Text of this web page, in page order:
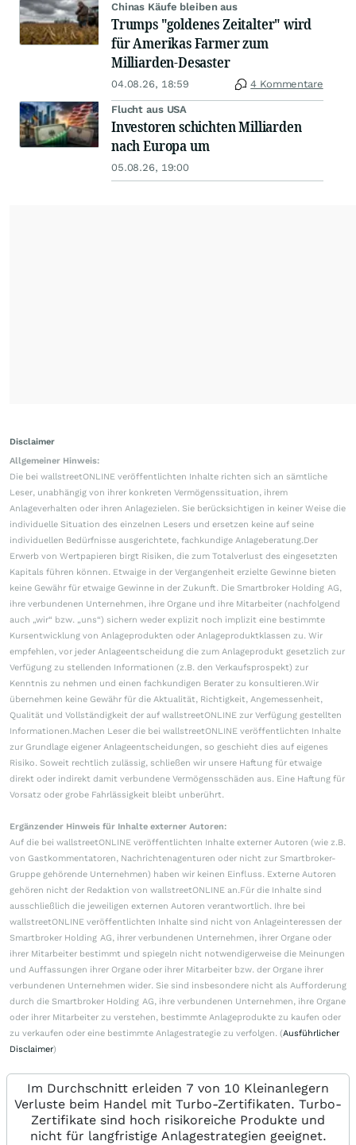
Chinas Käufe bleiben aus
Trumps "goldenes Zeitalter" wird
für Amerikas Farmer zum
Milliarden-Desaster
04.08.26, 18:59 4 Kommentare
Flucht aus USA
Investoren schichten Milliarden
nach Europa um
05.08.26, 19:00
Disclaimer
Allgemeiner Hinweis:
Die bei wallstreetONLINE veröffentlichten Inhalte richten sich an sämtliche
Leser, unabhängig von ihrer konkreten Vermögenssituation, ihrem
Anlageverhalten oder ihren Anlagezielen. Sie berücksichtigen in keiner Weise die
individuelle Situation des einzelnen Lesers und ersetzen keine auf seine
individuellen Bedürfnisse ausgerichtete, fachkundige Anlageberatung.Der
Erwerb von Wertpapieren birgt Risiken, die zum Totalverlust des eingesetzten
Kapitals führen können. Etwaige in der Vergangenheit erzielte Gewinne bieten
keine Gewähr für etwaige Gewinne in der Zukunft. Die Smartbroker Holding AG,
ihre verbundenen Unternehmen, ihre Organe und ihre Mitarbeiter (nachfolgend
auch „wir“ bzw. „uns“) sichern weder explizit noch implizit eine bestimmte
Kursentwicklung von Anlageprodukten oder Anlageproduktklassen zu. Wir
empfehlen, vor jeder Anlageentscheidung die zum Anlageprodukt gesetzlich zur
Verfügung zu stellenden Informationen (z.B. den Verkaufsprospekt) zur
Kenntnis zu nehmen und einen fachkundigen Berater zu konsultieren.Wir
übernehmen keine Gewähr für die Aktualität, Richtigkeit, Angemessenheit,
Qualität und Vollständigkeit der auf wallstreetONLINE zur Verfügung gestellten
Informationen.Machen Leser die bei wallstreetONLINE veröffentlichten Inhalte
zur Grundlage eigener Anlageentscheidungen, so geschieht dies auf eigenes
Risiko. Soweit rechtlich zulässig, schließen wir unsere Haftung für etwaige
direkt oder indirekt damit verbundene Vermögensschäden aus. Eine Haftung für
Vorsatz oder grobe Fahrlässigkeit bleibt unberührt.
Ergänzender Hinweis für Inhalte externer Autoren:
Auf die bei wallstreetONLINE veröffentlichten Inhalte externer Autoren (wie z.B.
von Gastkommentatoren, Nachrichtenagenturen oder nicht zur Smartbroker-
Gruppe gehörende Unternehmen) haben wir keinen Einfluss. Externe Autoren
gehören nicht der Redaktion von wallstreetONLINE an.Für die Inhalte sind
ausschließlich die jeweiligen externen Autoren verantwortlich. Ihre bei
wallstreetONLINE veröffentlichten Inhalte sind nicht von Anlageinteressen der
Smartbroker Holding AG, ihrer verbundenen Unternehmen, ihrer Organe oder
ihrer Mitarbeiter bestimmt und spiegeln nicht notwendigerweise die Meinungen
und Auffassungen ihrer Organe oder ihrer Mitarbeiter bzw. der Organe ihrer
verbundenen Unternehmen wider. Sie sind insbesondere nicht als Aufforderung
durch die Smartbroker Holding AG, ihre verbundenen Unternehmen, ihre Organe
oder ihrer Mitarbeiter zu verstehen, bestimmte Anlageprodukte zu kaufen oder
zu verkaufen oder eine bestimmte Anlagestrategie zu verfolgen. (Ausführlicher
Disclaimer)
Im Durchschnitt erleiden 7 von 10 Kleinanlegern
Verluste beim Handel mit Turbo-Zertifikaten. Turbo-
Zertifikate sind hoch risikoreiche Produkte und
nicht für langfristige Anlagestrategien geeignet.